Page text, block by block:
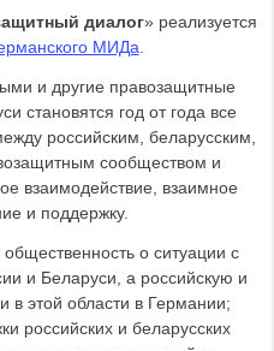
диалог» реализуется
МИДа.
и другие правозащитные
становятся год от года все
российским, беларусским,
сообществом и
взаимодействие, взаимное
и поддержку.
о ситуации с
и Беларуси, а российскую и
этой области в Германии;
российских и беларусских